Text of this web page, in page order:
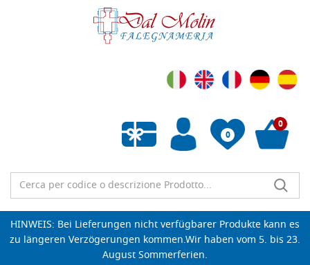
0
Wunschliste leeren
0
HINWEIS: Bei Lieferungen nicht verfügbarer Produkte kann es
zu längeren Verzögerungen kommen.Wir haben vom 5. bis 23.
August Sommerferien.